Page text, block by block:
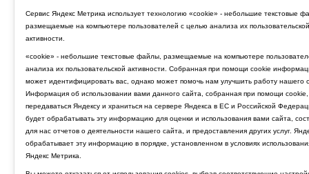
Сервис Яндекс Метрика использует технологию «cookie» - небольшие текстовые
размещаемые на компьютере пользователей с целью анализа их пользовательской
активности.
«cookie» - небольшие текстовые файлы, размещаемые на компьютере
анализа их пользовательской активности. Собранная при помощи cookie
может идентифицировать вас, однако может помочь нам улучшить работу нашего
Информация об использовании вами данного сайта, собранная при помощи cookie,
передаваться Яндексу и храниться на сервере Яндекса в ЕС и Российской
будет обрабатывать эту информацию для оценки и использования вами сайта,
для нас отчетов о деятельности нашего сайта, и предоставления других услуг.
обрабатывает эту информацию в порядке, установленном в условиях
Яндекс Метрика.